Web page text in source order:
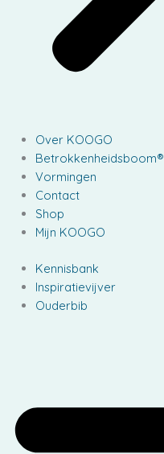
Over KOOGO
Betrokkenheidsboom®
Vormingen
Contact
Shop
Mijn KOOGO
Kennisbank
Inspiratievijver
Ouderbib